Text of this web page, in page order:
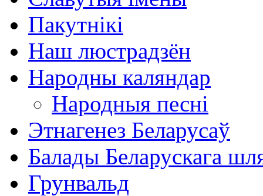
Пакутнікі
Наш люстрадзён
Народны каляндар
Народныя песні
Этнагенез Беларусаў
Балады Беларускага
Грунвальд